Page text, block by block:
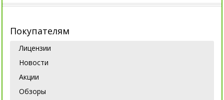
Покупателям
Лицензии
Новости
Акции
Обзоры